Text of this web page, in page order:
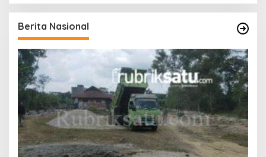
Berita Nasional